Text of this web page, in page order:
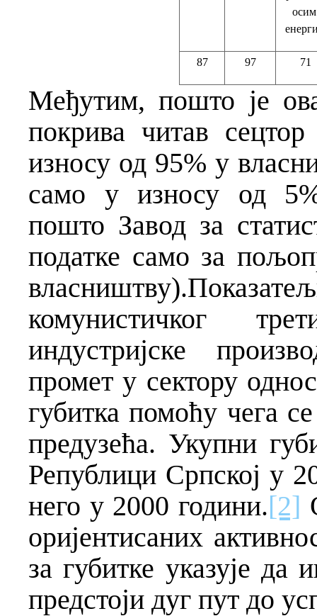
87 97 71
Међутим, пошто је
покрива читав
износу од 95% у
само у износу од
пошто Завод за
податке само за
комунистичког
индустријске
промет у сектору
губитка помоћу чега
предузећа. Укупни
Републици Српској у
него у 2000 години.[2]
оријентисаних
за губитке указује да
предстоји дуг пут до